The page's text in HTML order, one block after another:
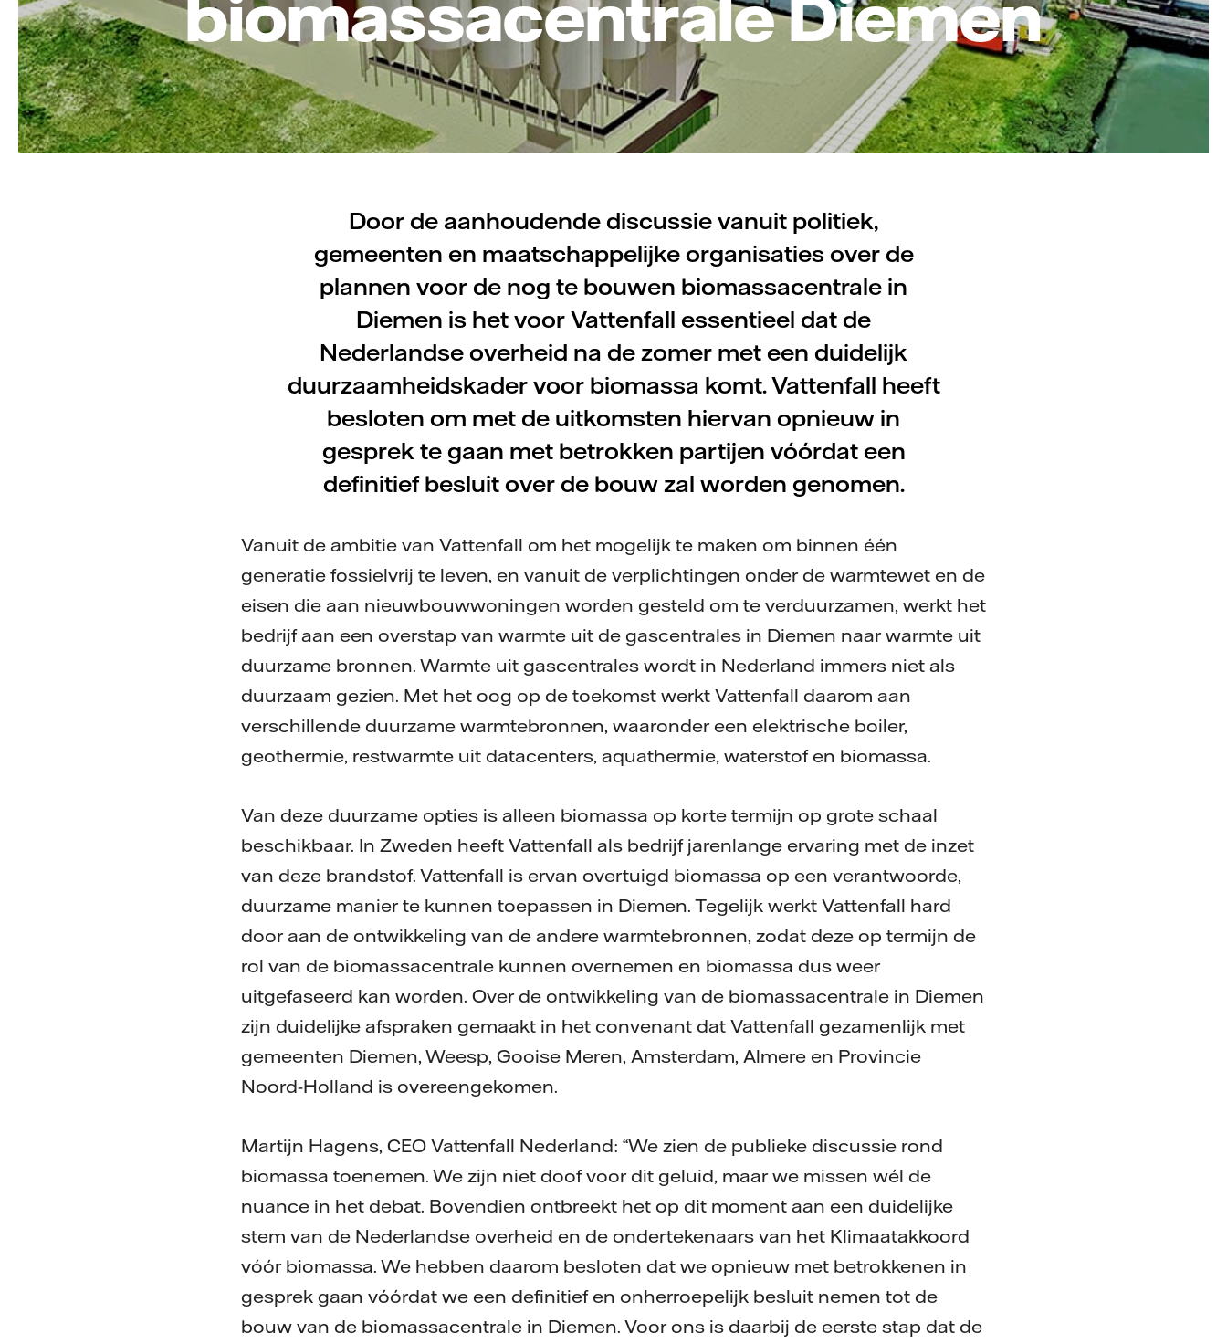
Door de aanhoudende discussie vanuit politiek,
gemeenten en maatschappelijke organisaties over de
plannen voor de nog te bouwen biomassacentrale in
Diemen is het voor Vattenfall essentieel dat de
Nederlandse overheid na de zomer met een duidelijk
duurzaamheidskader voor biomassa komt. Vattenfall heeft
besloten om met de uitkomsten hiervan opnieuw in
gesprek te gaan met betrokken partijen vóórdat een
definitief besluit over de bouw zal worden genomen.
Vanuit de ambitie van Vattenfall om het mogelijk te maken om binnen één
generatie fossielvrij te leven, en vanuit de verplichtingen onder de warmtewet en de
eisen die aan nieuwbouwwoningen worden gesteld om te verduurzamen, werkt het
bedrijf aan een overstap van warmte uit de gascentrales in Diemen naar warmte uit
duurzame bronnen. Warmte uit gascentrales wordt in Nederland immers niet als
duurzaam gezien. Met het oog op de toekomst werkt Vattenfall daarom aan
verschillende duurzame warmtebronnen, waaronder een elektrische boiler,
geothermie, restwarmte uit datacenters, aquathermie, waterstof en biomassa.
Van deze duurzame opties is alleen biomassa op korte termijn op grote schaal
beschikbaar. In Zweden heeft Vattenfall als bedrijf jarenlange ervaring met de inzet
van deze brandstof. Vattenfall is ervan overtuigd biomassa op een verantwoorde,
duurzame manier te kunnen toepassen in Diemen. Tegelijk werkt Vattenfall hard
door aan de ontwikkeling van de andere warmtebronnen, zodat deze op termijn de
rol van de biomassacentrale kunnen overnemen en biomassa dus weer
uitgefaseerd kan worden. Over de ontwikkeling van de biomassacentrale in Diemen
zijn duidelijke afspraken gemaakt in het convenant dat Vattenfall gezamenlijk met
gemeenten Diemen, Weesp, Gooise Meren, Amsterdam, Almere en Provincie
Noord-Holland is overeengekomen.
Martijn Hagens, CEO Vattenfall Nederland: “We zien de publieke discussie rond
biomassa toenemen. We zijn niet doof voor dit geluid, maar we missen wél de
nuance in het debat. Bovendien ontbreekt het op dit moment aan een duidelijke
stem van de Nederlandse overheid en de ondertekenaars van het Klimaatakkoord
vóór biomassa. We hebben daarom besloten dat we opnieuw met betrokkenen in
gesprek gaan vóórdat we een definitief en onherroepelijk besluit nemen tot de
bouw van de biomassacentrale in Diemen. Voor ons is daarbij de eerste stap dat de